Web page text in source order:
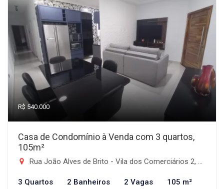
R$ 540.000
Casa de Condomínio à Venda com 3 quartos,
105m²
Rua João Alves de Brito - Vila dos Comerciários 2, Taubaté-SP
3 Quartos 2 Banheiros 2 Vagas 105 m²